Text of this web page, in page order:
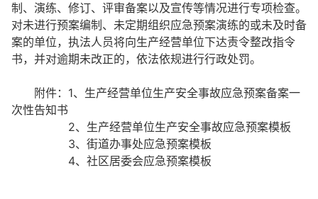
制、演练、修订、评审备案以及宣传等情况进行专项检查。
对未进行预案编制、未定期组织应急预案演练的或未及时备
案的单位，执法人员将向生产经营单位下达责令整改指令
书，并对逾期未改正的，依法依规进行行政处罚。
附件：1、生产经营单位生产安全事故应急预案备案一
次性告知书
2、生产经营单位生产安全事故应急预案模板
3、街道办事处应急预案模板
4、社区居委会应急预案模板